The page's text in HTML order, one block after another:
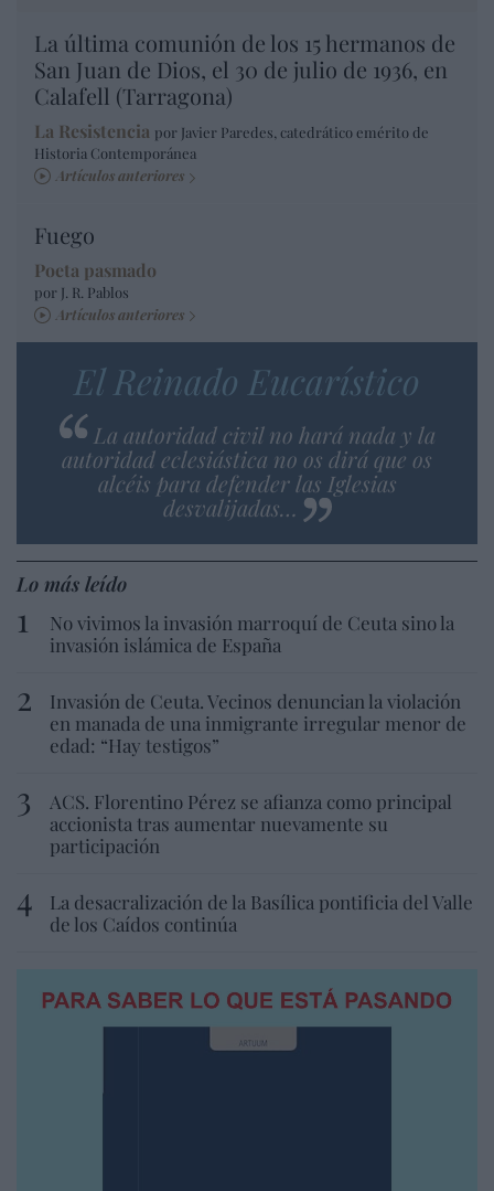
La última comunión de los 15 hermanos de
San Juan de Dios, el 30 de julio de 1936, en
Calafell (Tarragona)
La Resistencia por Javier Paredes, catedrático emérito de
Historia Contemporánea
Artículos anteriores
Fuego
Poeta pasmado
por J. R. Pablos
Artículos anteriores
El Reinado Eucarístico
La autoridad civil no hará nada y la
autoridad eclesiástica no os dirá que os
alcéis para defender las Iglesias
desvalijadas…
Lo más leído
No vivimos la invasión marroquí de Ceuta sino la
invasión islámica de España
Invasión de Ceuta. Vecinos denuncian la violación
en manada de una inmigrante irregular menor de
edad: “Hay testigos”
ACS. Florentino Pérez se afianza como principal
accionista tras aumentar nuevamente su
participación
La desacralización de la Basílica pontificia del Valle
de los Caídos continúa